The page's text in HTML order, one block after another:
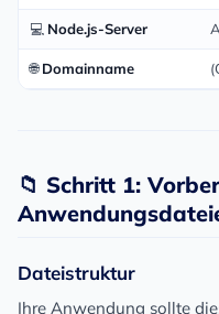
💻 Node.js-Server
🌐Domainname
📁 Schritt 1:
Dateistruktur
Ihre Anwendung sollte